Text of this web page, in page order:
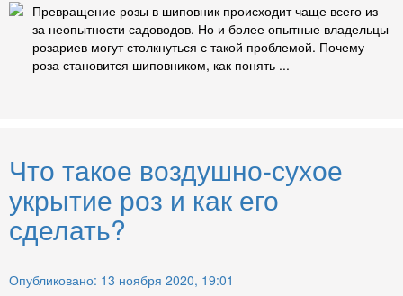
Превращение розы в шиповник происходит чаще всего из-
за неопытности садоводов. Но и более опытные владельцы
розариев могут столкнуться с такой проблемой. Почему
роза становится шиповником, как понять ...
Что такое воздушно-сухое
укрытие роз и как его
сделать?
Опубликовано: 13 ноября 2020, 19:01